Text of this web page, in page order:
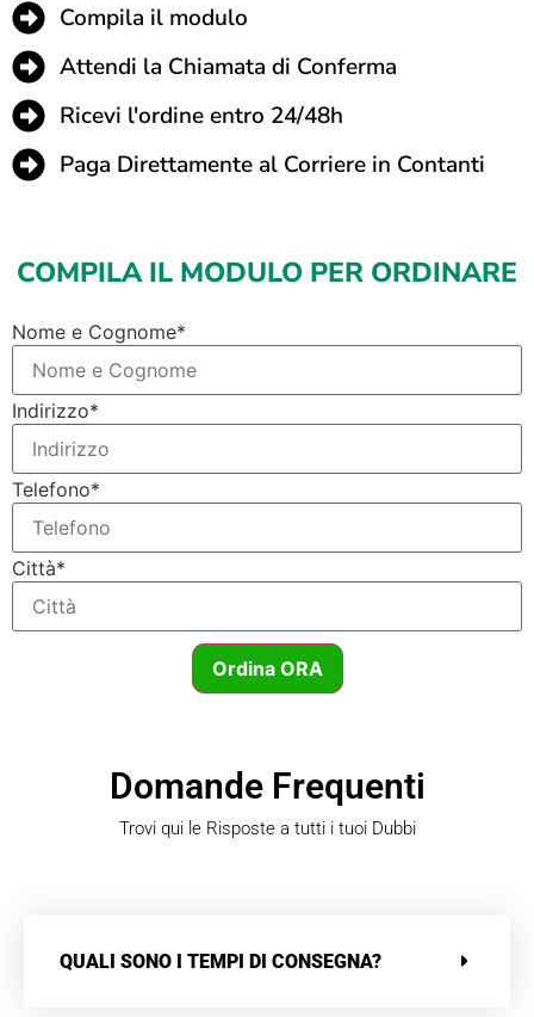
Compila il modulo
Attendi la Chiamata di Conferma
Ricevi l'ordine entro 24/48h
Paga Direttamente al Corriere in Contanti
COMPILA IL MODULO PER ORDINARE
Nome e Cognome*
Indirizzo*
Telefono*
Città*
Ordina ORA
Domande Frequenti
Trovi qui le Risposte a tutti i tuoi Dubbi
QUALI SONO I TEMPI DI CONSEGNA?